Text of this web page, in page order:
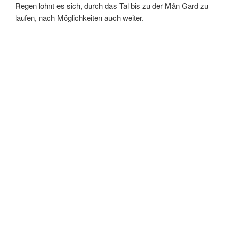
Regen lohnt es sich, durch das Tal bis zu der Mån Gard zu
laufen, nach Möglichkeiten auch weiter.